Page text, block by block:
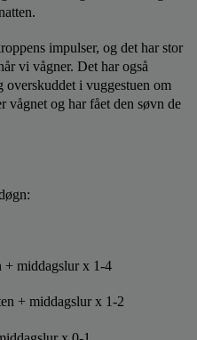
impulser, og det har stor
vi vågner. Det har også
i vuggestuen om
vågnet og har fået den søvn de
+ middagslur x 1-4
+ middagslur x 1-2